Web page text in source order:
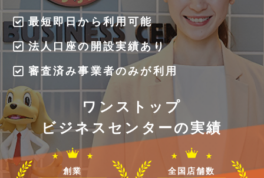
最短即日から利用可能
法人口座の開設実績あり
審査済み事業者のみが利用
ワンストップ
ビジネスセンターの実績
創業 全国店舗数